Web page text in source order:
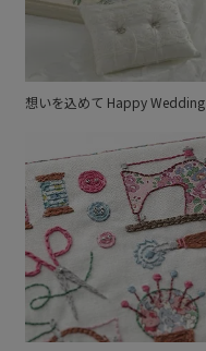
想いを込めて Happy Wedding